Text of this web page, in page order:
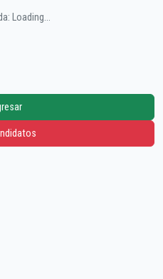
Loading...